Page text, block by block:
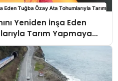
Yeniden İnşa Eden
Tarım Yapmaya